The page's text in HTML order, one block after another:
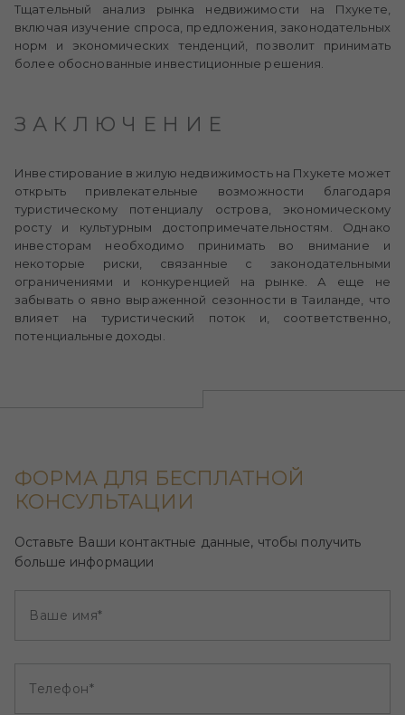
Тщательный анализ рынка недвижимости на Пхукете,
включая изучение спроса, предложения, законодательных
норм и экономических тенденций, позволит принимать
более обоснованные инвестиционные решения.
ЗАКЛЮЧЕНИЕ
Инвестирование в жилую недвижимость на Пхукете может
открыть привлекательные возможности благодаря
туристическому потенциалу острова, экономическому
росту и культурным достопримечательностям. Однако
инвесторам необходимо принимать во внимание и
некоторые риски, связанные с законодательными
ограничениями и конкуренцией на рынке. А еще не
забывать о явно выраженной сезонности в Таиланде, что
влияет на туристический поток и, соответственно,
потенциальные доходы.
ФОРМА ДЛЯ БЕСПЛАТНОЙ
КОНСУЛЬТАЦИИ
Оставьте Ваши контактные данные, чтобы получить
больше информации
Ваше имя*
Телефон*